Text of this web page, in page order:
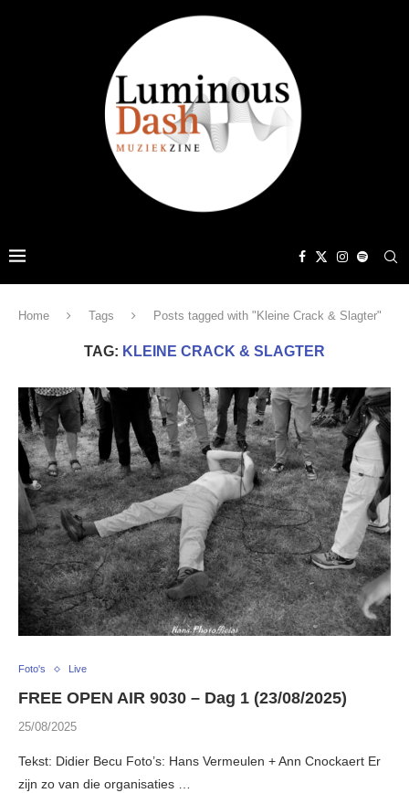
Home Tags Posts tagged with "Kleine Crack & Slagter"
TAG: KLEINE CRACK & SLAGTER
Foto's Live
FREE OPEN AIR 9030 – Dag 1 (23/08/2025)
25/08/2025
Tekst: Didier Becu Foto’s: Hans Vermeulen + Ann Cnockaert Er
zijn zo van die organisaties …